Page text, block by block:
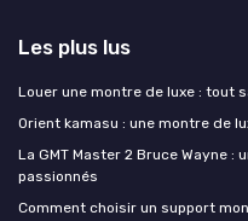
Les plus lus
Louer une montre de luxe : tout
Orient kamasu : une montre de
La GMT Master 2 Bruce Wayne
passionnés
Comment choisir un support